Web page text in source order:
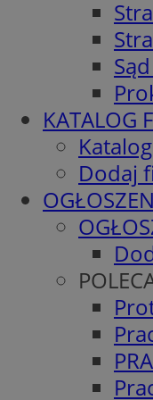
KATALOG
Dodaj